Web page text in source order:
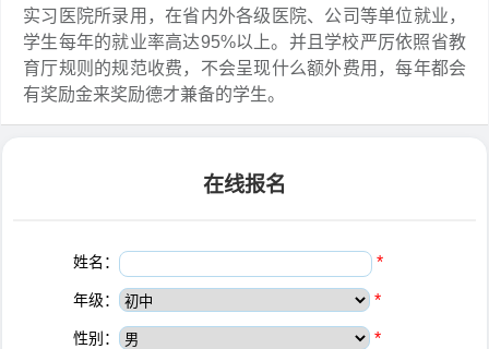
实习医院所录用，在省内外各级医院、公司等单位就业，
学生每年的就业率高达95%以上。并且学校严厉依照省教
育厅规则的规范收费，不会呈现什么额外费用，每年都会
有奖励金来奖励德才兼备的学生。
在线报名
姓名： *
年级： *
性别： *